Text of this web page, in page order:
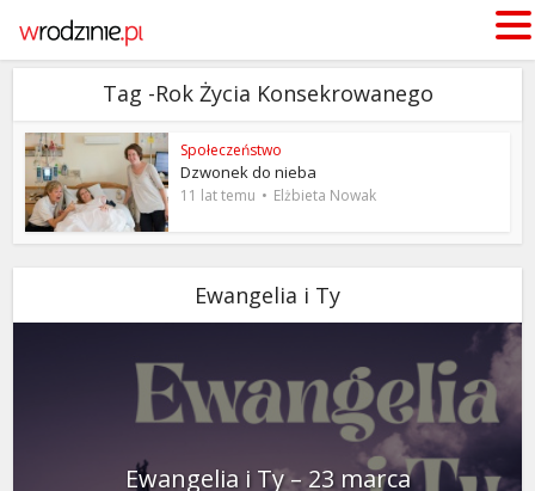
Tag -Rok Życia Konsekrowanego
Społeczeństwo
Dzwonek do nieba
11 lat temu Elżbieta Nowak
Ewangelia i Ty
Ewangelia i Ty – 23 marca